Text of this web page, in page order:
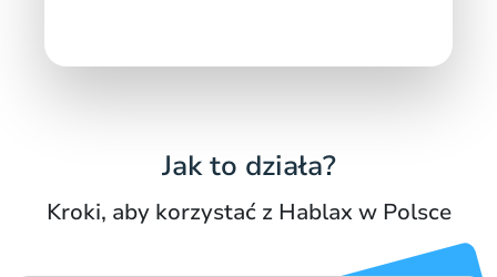
Jak to działa?
Kroki, aby korzystać z Hablax w Polsce